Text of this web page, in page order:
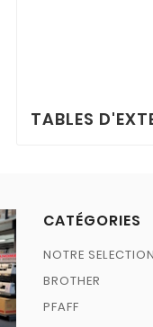
TABLES
CATÉGORIES
NOTRE
BROTHER
PFAFF